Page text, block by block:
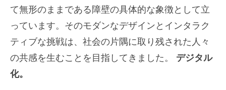
て無形のままである障壁の具体的な象徴として立
っています。そのモダンなデザインとインタラク
ティブな挑戦は、社会の片隅に取り残された人々
の共感を生むことを目指してきました。 デジタル
化。